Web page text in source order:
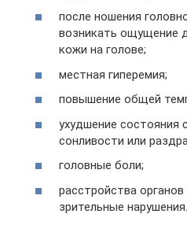
после ношения
возникать ощущение
кожи на голове;
местная гиперемия;
повышение общей
ухудшение состояния
сонливости или
головные боли;
расстройства
зрительные нарушения.